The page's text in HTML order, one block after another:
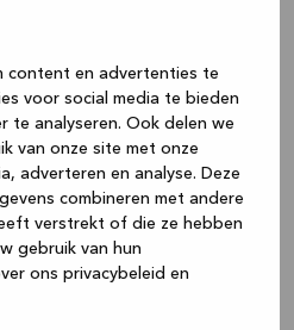
content en advertenties te
voor social media te bieden
te analyseren. Ook delen we
van onze site met onze
adverteren en analyse. Deze
combineren met andere
verstrekt of die ze hebben
gebruik van hun
ons privacybeleid en